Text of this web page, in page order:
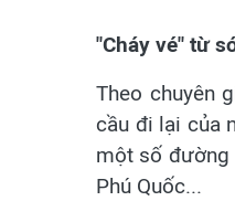
"Cháy vé" từ
Theo chuyên
cầu đi lại của
một số đường
Phú Quốc...